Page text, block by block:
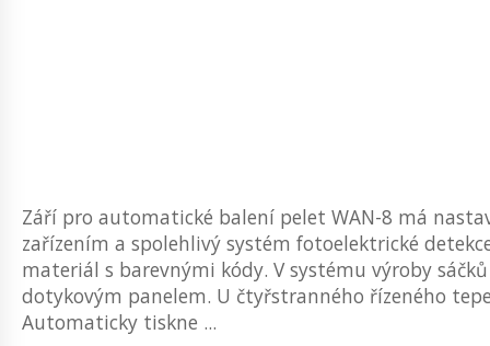
Září pro automatické balení pelet WAN-8 má
zařízením a spolehlivý systém fotoelektrické
materiál s barevnými kódy. V systému výroby
dotykovým panelem. U čtyřstranného řízeného
Automaticky tiskne ...